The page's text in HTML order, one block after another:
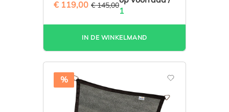
€ 119,00 € 145,00(17.93% BESPAARD)
1
IN DE WINKELMAND
%